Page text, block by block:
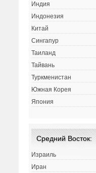
Индия
Индонезия
Китай
Сингапур
Таиланд
Тайвань
Туркменистан
Южная Корея
Япония
Средний Восток:
Израиль
Иран